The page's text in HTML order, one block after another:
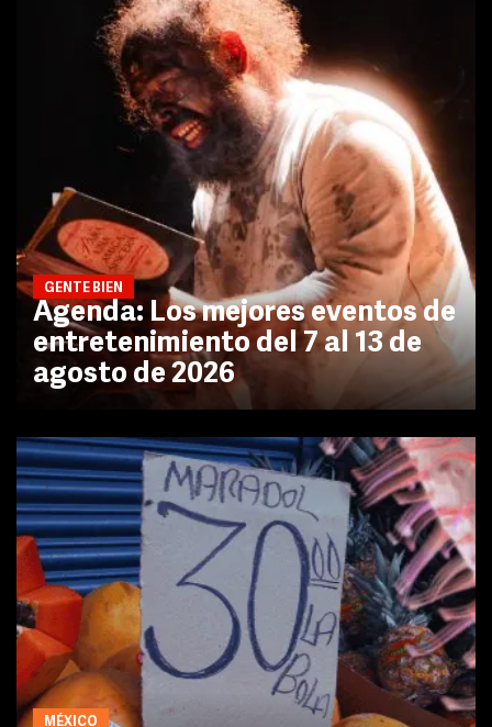
GENTE BIEN
Agenda: Los mejores eventos de
entretenimiento del 7 al 13 de
agosto de 2026
MÉXICO